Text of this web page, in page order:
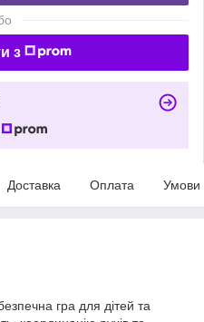
з
Доставка Оплата Умови
гра для дітей та